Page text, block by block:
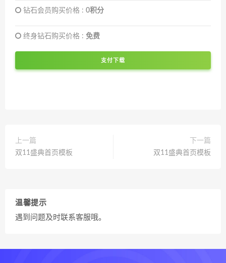
钻石会员购买价格 : 0积分
终身钻石购买价格 : 免费
支付下载
上一篇
双11盛典首页模板
下一篇
双11盛典首页模板
温馨提示
遇到问题及时联系客服哦。